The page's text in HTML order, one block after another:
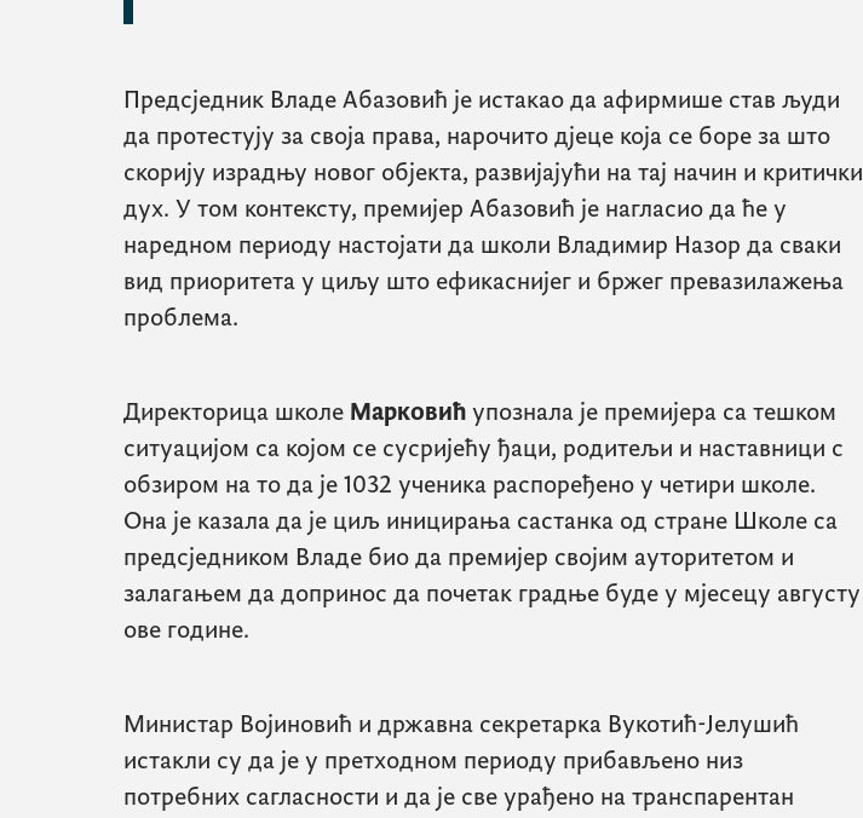
Предсједник Владе Абазовић је истакао да афирмише став људи
да протестују за своја права, нарочито дјеце која се боре за што
скорију израдњу новог објекта, развијајући на тај начин и критички
дух. У том контексту, премијер Абазовић је нагласио да ће у
наредном периоду настојати да школи Владимир Назор да сваки
вид приоритета у циљу што ефикаснијег и бржег превазилажења
проблема.
Директорица школе Марковић упознала је премијера са тешком
ситуацијом са којом се сусријећу ђаци, родитељи и наставници с
обзиром на то да је 1032 ученика распоређено у четири школе.
Она је казала да је циљ иницирања састанка од стране Школе са
предсједником Владе био да премијер својим ауторитетом и
залагањем да допринос да почетак градње буде у мјесецу августу
ове године.
Министар Војиновић и државна секретарка Вукотић-Јелушић
истакли су да је у претходном периоду прибављено низ
потребних сагласности и да је све урађено на транспарентан